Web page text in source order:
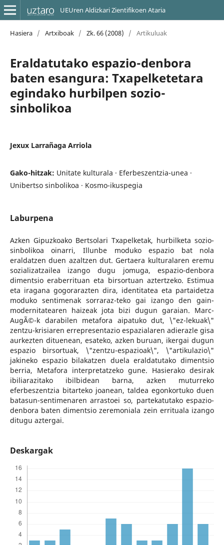
UEUren Aldizkari Zientifikoen Ataria
Hasiera / Artxiboak / Zk. 66 (2008) / Artikuluak
Eraldatutako espazio-denbora
baten esangura: Txapelketetara
egindako hurbilpen sozio-
sinbolikoa
Jexux Larrañaga Arriola
Gako-hitzak: Unitate kulturala · Eferbeszentzia-unea ·
Unibertso sinbolikoa · Kosmo-ikuspegia
Laburpena
Azken Gipuzkoako Bertsolari Txapelketak, hurbilketa sozio-
sinbolikoa oinarri, Illunbe moduko espazio bat nola
eraldatzen duen azaltzen dut. Gertaera kulturalaren eremu
sozializatzailea izango dugu jomuga, espazio-denbora
dimentsio eraberrituan eta birsortuan aztertzeko. Estimua
eta iragana gogorarazten dira, identitatea eta partaidetza
moduko sentimenak sorraraz-teko gai izango den gain-
modernitatearen haizeak jota bizi dugun garaian. Marc-
AugÃ©-k darabilen metafora aipatuko dut, \"ez-lekuak\"
zentzu-krisiaren errepresentazio espazialaren adierazle gisa
aurkezten dituenean, esateko, azken buruan, ikergai dugun
espazio birsortuak, \"zentzu-espazioak\", \"artikulazio\"
jakineko espazio bilakatzen duela eraldatutako dimentsio
berria, Metafora interpretatzeko gune. Hasierako desirak
ibiliarazitako ibilbidean barna, azken muturreko
eferbeszentzia bitarteko joanean, taldea egonkortuko duen
batasun-sentimenaren arrastoei so, partekatutako espazio-
denbora baten dimentsio zeremoniala zein errituala izango
ditugu aztergai.
Deskargak